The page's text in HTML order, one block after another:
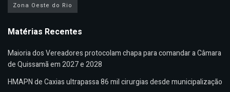
Zona Oeste do Rio
Matérias Recentes
Maioria dos Vereadores protocolam chapa para comandar a Câmara
de Quissamã em 2027 e 2028
HMAPN de Caxias ultrapassa 86 mil cirurgias desde municipalização